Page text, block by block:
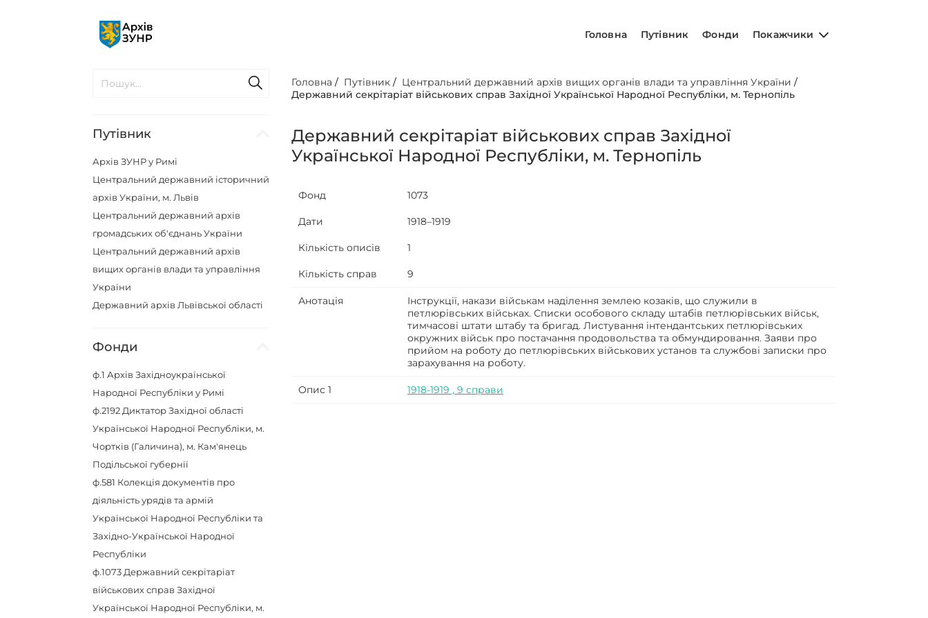
Головна Путівник Фонди Покажчики
Путівник
Архів ЗУНР у Римі
Центральний державний історичний
архів України, м. Львів
Центральний державний архів
громадських об'єднань України
Центральний державний архів
вищих органів влади та управління
України
Державний архів Львівської області
Фонди
ф.1Архів Західноукраїнської
Народної Республіки у Римі
ф.2192 Диктатор Захiдної областi
Української Народної Республiки, м.
Чорткiв (Галичина), м. Кам'янець
Подiльської губернiї
ф.581 Колекція документів про
діяльність урядів та армій
Української Народної Республіки та
Західно-Української Народної
Республіки
ф.1073 Державний секрiтарiат
вiйськових справ Захiдної
Української Народної Республiки, м.
Головна / Путівник / Центральний державний архів вищих органів влади та управління України /
Державний секрiтарiат вiйськових справ Захiдної Української Народної Республiки, м. Тернопiль
Державний секрiтарiат вiйськових справ Захiдної
Української Народної Республiки, м. Тернопiль
Фонд 1073
Дати 1918–1919
Кількість описів 1
Кількість справ 9
Анотація
Інструкції, накази військам наділення землею козаків, що служили в
петлюрівських військах. Списки особового складу штабів петлюрівських військ,
тимчасові штати штабу та бригад. Листування інтендантських петлюрівських
окружних військ про постачання продовольства та обмундировання. Заяви про
прийом на роботу до петлюрівських військових установ та службові записки про
зарахування на роботу.
Опис 1 1918-1919 , 9 справи